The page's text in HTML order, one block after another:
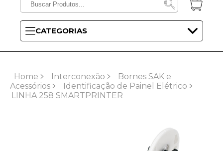
CATEGORIAS
Home Interconexão
Bornes SAK e
Acessórios
Identificação de Painel Elétrico
LINHA 258 SMARTPRINTER